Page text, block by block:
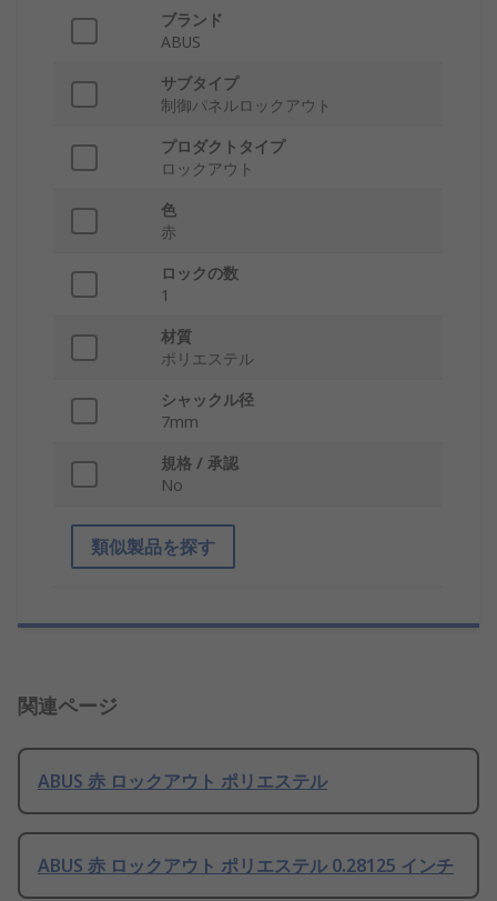
ブランド
ABUS
サブタイプ
制御パネルロックアウト
プロダクトタイプ
ロックアウト
色
赤
ロックの数
1
材質
ポリエステル
シャックル径
7mm
規格 / 承認
No
類似製品を探す
関連ページ
ABUS 赤 ロックアウト ポリエステル
ABUS 赤 ロックアウト ポリエステル 0.28125 インチ